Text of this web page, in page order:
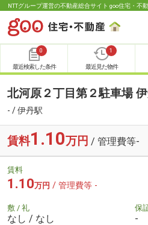
NTTグループ運営の不動産総合サイト goo住宅・不
0
最近検索した条件
1
最近見た物件
北河原２丁目第２駐車場
- / 伊丹駅
賃料1.10万円 / 管理費等-
賃料
1.10万円 / 管理費等 -
敷 / 礼
なし / なし
保
-